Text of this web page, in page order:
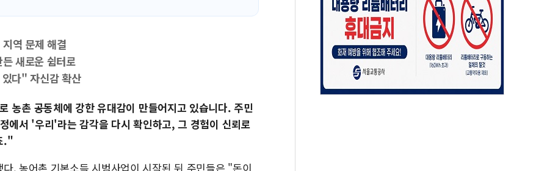
역 문제 해결
새로운 쉼터로
다" 자신감 확산
농촌 공동체에 강한 유대감이 만들어지고 있습니다. 주민
에서 '우리'라는 감각을 다시 확인하고, 그 경험이 신뢰로
."
. 농어촌 기본소득 시범사업이 시작된 뒤 주민들은 "돈이